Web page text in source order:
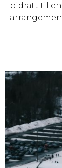
bidratt til